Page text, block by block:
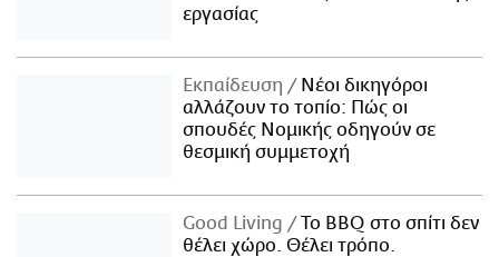
εργασίας
Εκπαίδευση
Νέοι δικηγόροι
αλλάζουν το τοπίο: Πώς οι
σπουδές Νομικής οδηγούν σε
θεσμική συμμετοχή
Good Living
Το BBQ στο σπίτι δεν
θέλει χώρο. Θέλει τρόπο.